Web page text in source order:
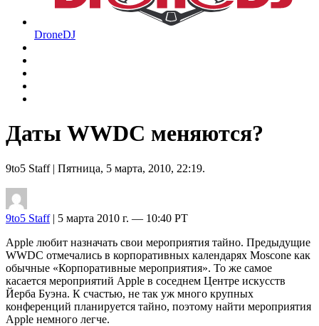
DroneDJ
Даты WWDC меняются?
9to5 Staff| Пятница, 5 марта, 2010, 22:19.
9to5 Staff| 5 марта 2010 г. — 10:40 PT
Apple любит назначать свои мероприятия тайно. Предыдущие
WWDC отмечались в корпоративных календарях Moscone как
обычные «Корпоративные мероприятия». То же самое
касается мероприятий Apple в соседнем Центре искусств
Йерба Буэна. К счастью, не так уж много крупных
конференций планируется тайно, поэтому найти мероприятия
Apple немного легче.